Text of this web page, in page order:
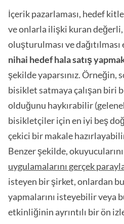
İçerik pazarlaması, hedef
ve onlarla ilişki kuran
oluşturulması ve
nihai hedef hala satış
şekilde yaparsınız.
bisiklet satmaya çalışan biri
olduğunu haykırabilir
bisikletçiler için en iyi beş
çekici bir makale
Benzer şekilde, okuyucularını
uygulamalarını gerçek
isteyen bir şirket, onlardan
yapmalarını isteyebilir veya
etkinliğinin ayrıntılı bir ön